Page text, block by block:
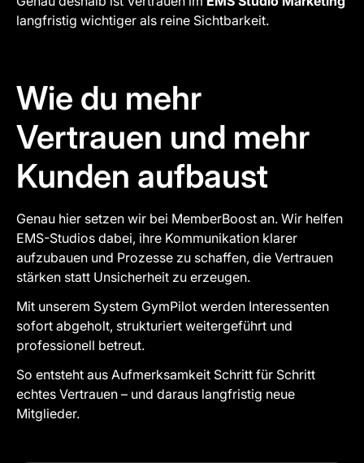
langfristig wichtiger als reine Sichtbarkeit.
Wie du mehr
Vertrauen und mehr
Kunden aufbaust
Genau hier setzen wir bei MemberBoost an. Wir helfen
EMS-Studios dabei, ihre Kommunikation klarer
aufzubauen und Prozesse zu schaffen, die Vertrauen
stärken statt Unsicherheit zu erzeugen.
Mit unserem System GymPilot werden Interessenten
sofort abgeholt, strukturiert weitergeführt und
professionell betreut.
So entsteht aus Aufmerksamkeit Schritt für Schritt
echtes Vertrauen – und daraus langfristig neue
Mitglieder.